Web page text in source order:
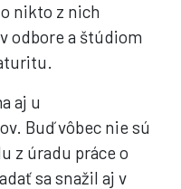
nikto z nich
odbore a štúdiom
aj u
Buď vôbec nie sú
z úradu práce o
sa snažil aj v